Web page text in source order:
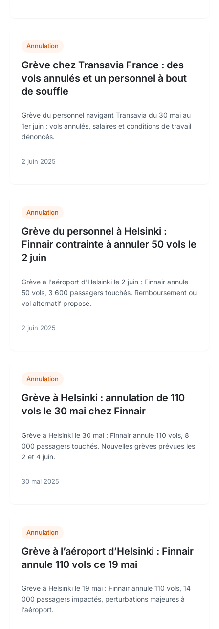
Annulation
Grève chez Transavia France : des
vols annulés et un personnel à bout
de souffle
Grève du personnel navigant Transavia du 30 mai au
1er juin : vols annulés, salaires et conditions de travail
dénoncés.
2 juin 2025
Annulation
Grève du personnel à Helsinki :
Finnair contrainte à annuler 50 vols le
2 juin
Grève à l'aéroport d'Helsinki le 2 juin : Finnair annule
50 vols, 3 600 passagers touchés. Remboursement ou
vol alternatif proposé.
2 juin 2025
Annulation
Grève à Helsinki : annulation de 110
vols le 30 mai chez Finnair
Grève à Helsinki le 30 mai : Finnair annule 110 vols, 8
000 passagers touchés. Nouvelles grèves prévues les
2 et 4 juin.
30 mai 2025
Annulation
Grève à l’aéroport d’Helsinki : Finnair
annule 110 vols ce 19 mai
Grève à Helsinki le 19 mai : Finnair annule 110 vols, 14
000 passagers impactés, perturbations majeures à
l’aéroport.